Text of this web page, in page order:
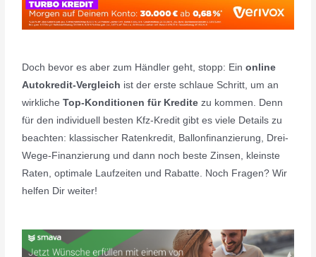
Doch bevor es aber zum Händler geht, stopp: Einonline
Autokredit-Vergleich ist der erste schlaue Schritt, um an
wirklicheTop-Konditionen für Kreditezu kommen. Denn
für den individuell besten Kfz-Kredit gibt es viele Details zu
beachten: klassischer Ratenkredit, Ballonfinanzierung, Drei-
Wege-Finanzierung und dann noch beste Zinsen, kleinste
Raten, optimale Laufzeiten und Rabatte. Noch Fragen? Wir
helfen Dir weiter!